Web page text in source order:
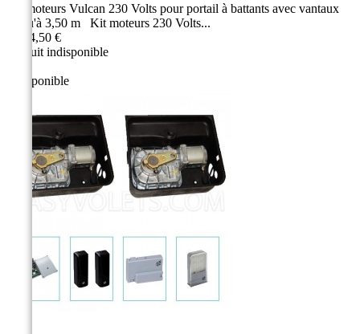
Kit moteurs Vulcan 230 Volts pour portail à battants avec vantaux
jusqu'à 3,50 m Kit moteurs 230 Volts...
3 004,50 €
Produit indisponible
Indisponible